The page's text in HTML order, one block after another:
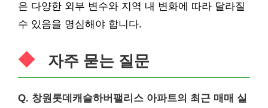
은 다양한 외부 변수와 지역 내 변화에 따라 달라질
수 있음을 명심해야 합니다.
자주 묻는 질문
Q. 창원롯데캐슬하버팰리스 아파트의 최근 매매 실